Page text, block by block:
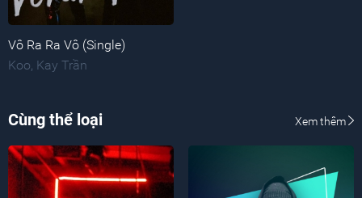
Vô Ra Ra Vô (Single)
Koo, Kay Trần
Cùng thể loại Xem thêm